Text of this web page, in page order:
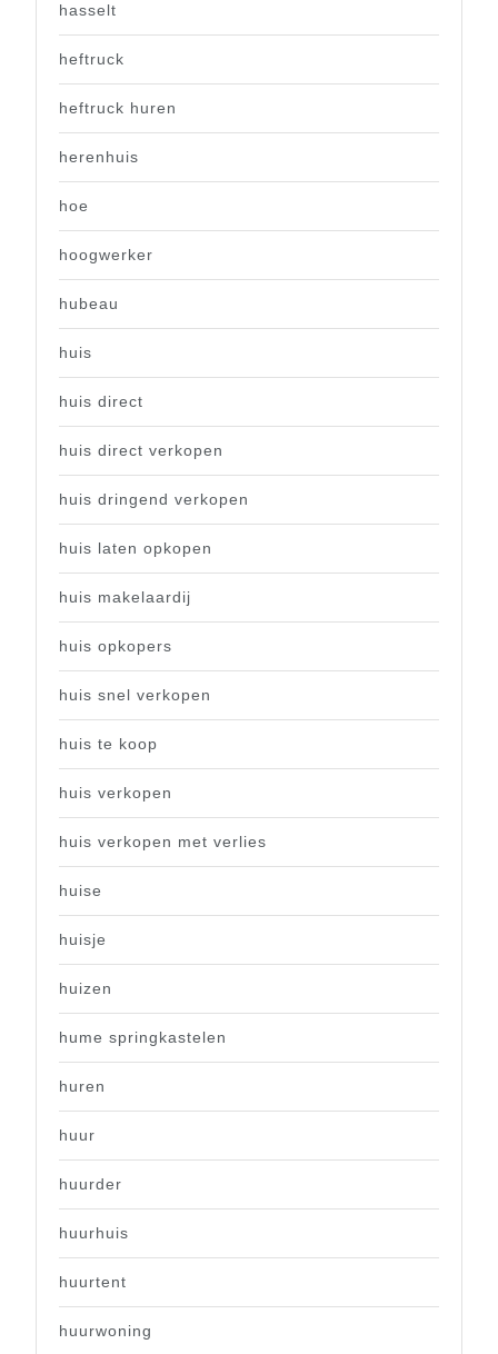
hasselt
heftruck
heftruck huren
herenhuis
hoe
hoogwerker
hubeau
huis
huis direct
huis direct verkopen
huis dringend verkopen
huis laten opkopen
huis makelaardij
huis opkopers
huis snel verkopen
huis te koop
huis verkopen
huis verkopen met verlies
huise
huisje
huizen
hume springkastelen
huren
huur
huurder
huurhuis
huurtent
huurwoning